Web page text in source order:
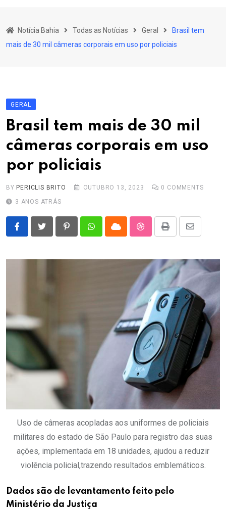
Educação
Esporte
Outros Assuntos
Notícia Bahia Todas as Notícias Geral
Brasil tem
mais de 30 mil câmeras corporais em uso por policiais
GERAL
Brasil tem mais de 30 mil
câmeras corporais em uso
por policiais
BY PERICLIS BRITO OUTUBRO 13, 2023 0 COMMENTS
3 ANOS ATRÁS
PinterestWhatsappCloud StumbleUpon
Print
Share
Email
Uso de câmeras acopladas aos uniformes de policiais
militares do estado de São Paulo para registro das suas
ações, implementada em 18 unidades, ajudou a reduzir
violência policial,trazendo resultados emblemáticos.
Dados são de levantamento feito pelo
Ministério da Justiça